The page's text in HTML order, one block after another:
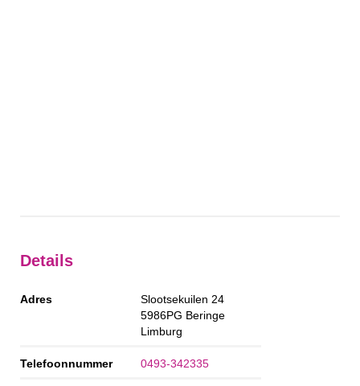
Details
Adres
Slootsekuilen 24
5986PG Beringe
Limburg
Telefoonnummer 0493-342335